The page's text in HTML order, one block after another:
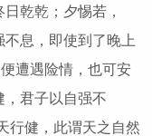
日乾乾；夕惕若，
不息，即使到了晚上
遭遇险情，也可安
，君子以自强不
行健，此谓天之自然